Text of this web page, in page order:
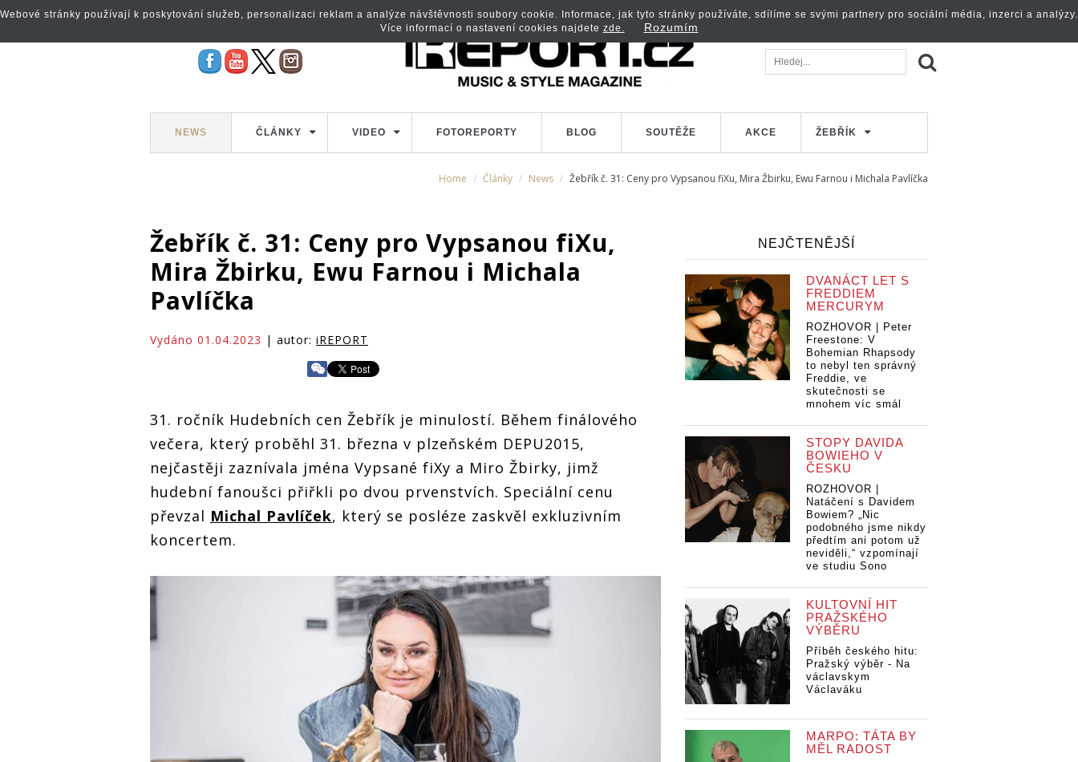
NEWS ČLÁNKY VIDEO FOTOREPORTY BLOG SOUTĚŽE AKCE ŽEBŘÍK
Home Články News Žebřík č. 31: Ceny pro Vypsanou fiXu, Mira Žbirku, Ewu Farnou i Michala Pavlíčka
Žebřík č. 31: Ceny pro Vypsanou fiXu,
Mira Žbirku, Ewu Farnou i Michala
Pavlíčka
Vydáno 01.04.2023 | autor: iREPORT
31. ročník Hudebních cen Žebřík je minulostí. Během finálového
večera, který proběhl 31. března v plzeňském DEPU2015,
nejčastěji zaznívala jména Vypsané fiXy a Miro Žbirky, jimž
hudební fanoušci přiřkli po dvou prvenstvích. Speciální cenu
převzal Michal Pavlíček, který se posléze zaskvěl exkluzivním
koncertem.
NEJČTENĚJŠÍ
DVANÁCT LET S
FREDDIEM
MERCURYM
ROZHOVOR | Peter
Freestone: V
Bohemian Rhapsody
to nebyl ten správný
Freddie, ve
skutečnosti se
mnohem víc smál
STOPY DAVIDA
BOWIEHO V
ČESKU
ROZHOVOR |
Natáčení s Davidem
Bowiem? „Nic
podobného jsme nikdy
předtím ani potom už
neviděli,“ vzpomínají
ve studiu Sono
KULTOVNÍ HIT
PRAŽSKÉHO
VÝBĚRU
Příběh českého hitu:
Pražský výběr - Na
václavskym
Václaváku
MARPO: TÁTA BY
MĚL RADOST
Webové stránky používají k poskytování služeb, personalizaci reklam a analýze návštěvnosti soubory cookie. Informace, jak tyto stránky používáte, sdílíme se svými partnery pro sociální média, inzerci a analýzy.
Více informací o nastavení cookies najdete zde. Rozumím